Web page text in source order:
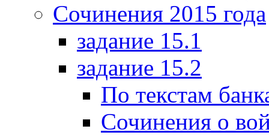
Сочинения 2015 года
задание 15.1
задание 15.2
По текстам
Сочинения о